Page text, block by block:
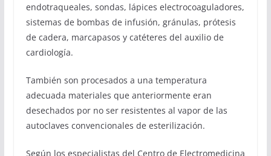
endotraqueales, sondas, lápices electrocoaguladores,
sistemas de bombas de infusión, gránulas, prótesis
de cadera, marcapasos y catéteres del auxilio de
cardiología.
También son procesados a una temperatura
adecuada materiales que anteriormente eran
desechados por no ser resistentes al vapor de las
autoclaves convencionales de esterilización.
Según los especialistas del Centro de Electromedicina